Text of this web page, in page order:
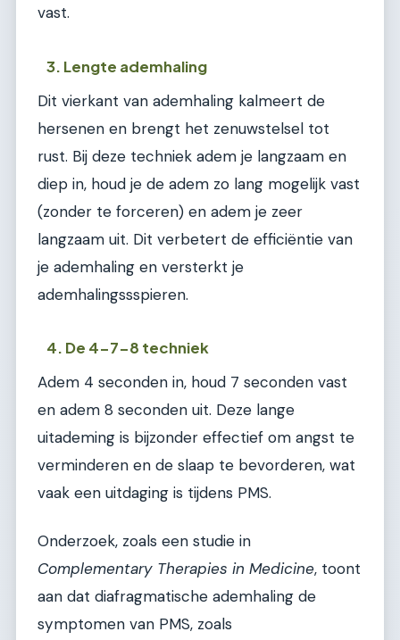
vast.
3. Lengte ademhaling
Dit vierkant van ademhaling kalmeert de
hersenen en brengt het zenuwstelsel tot
rust. Bij deze techniek adem je langzaam en
diep in, houd je de adem zo lang mogelijk vast
(zonder te forceren) en adem je zeer
langzaam uit. Dit verbetert de efficiëntie van
je ademhaling en versterkt je
ademhalingssspieren.
4. De 4-7-8 techniek
Adem 4 seconden in, houd 7 seconden vast
en adem 8 seconden uit. Deze lange
uitademing is bijzonder effectief om angst te
verminderen en de slaap te bevorderen, wat
vaak een uitdaging is tijdens PMS.
Onderzoek, zoals een studie in
Complementary Therapies in Medicine, toont
aan dat diafragmatische ademhaling de
symptomen van PMS, zoals